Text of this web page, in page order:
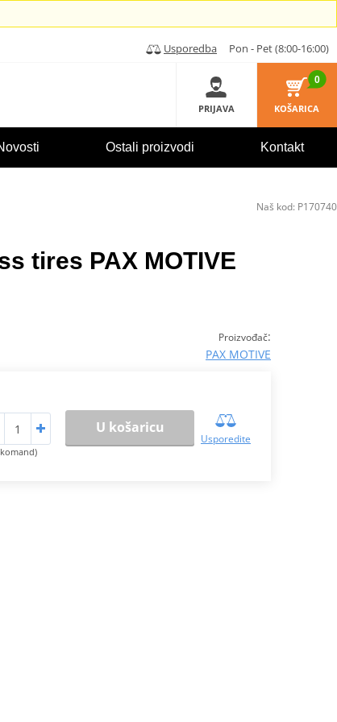
Usporedba Pon - Pet (8:00-16:00)
PRIJAVA
0
KOŠARICA
Ostali proizvodi Kontakt
tires PAX MOTIVE
Proizvođač:
PAX MOTIVE
U košaricu
Usporedite
Naš kod: P170740